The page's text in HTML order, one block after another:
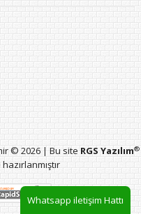
© 2026 | Bu site RGS Yazılım®
Whatsapp iletişim Hattı